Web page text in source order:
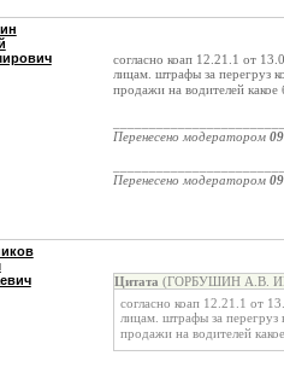
согласно коап 12.21.1 от
лицам. штрафы за перегруз
продажи на водителей какое
Перенесено модератором
Перенесено модератором
Цитата (ГОРБУШИН А.В. ИП
согласно коап 12.21.1 от
лицам. штрафы за перегруз
продажи на водителей